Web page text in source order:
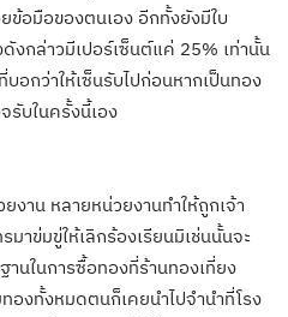
ข้อมือของตนเอง อีกทั้งยังมีใบ
งกล่าวมีเปอร์เซ็นต์แค่ 25% เท่านั้น
อกว่าให้เซ็นรับไปก่อนหากเป็นทอง
รับในครั้งนี้เอง
งาน หลายหน่วยงานทำให้ถูกเจ้า
าข่มขู่ให้เลิกร้องเรียนมิเช่นนั้นจะ
นในการซื้อทองที่ร้านทองเที่ยง
องทั้งหมดตนก็เคยนำไปจำนำที่โรง